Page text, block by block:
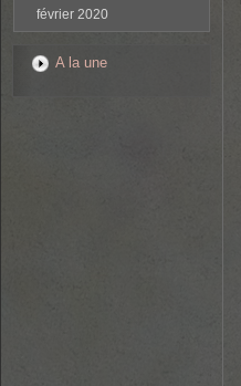
février 2020
A la une